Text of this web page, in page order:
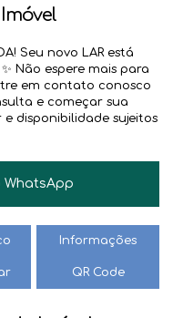
Seu novo LAR está
Não espere mais para
em contato conosco
e começar sua
disponibilidade sujeitos
WhatsApp
Informações
QR Code